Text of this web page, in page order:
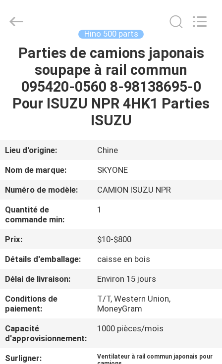
MAISON
PRODUITS
DE
NOUS
VISITE
D'USINE
CONTRÔLE
DE
QUALITÉ
CONTACTEZ-
NOUS
NOUVELLES
Technology
Reserved.
Hino 500 parts
Parties de camions japonais
soupape à rail commun
095420-0560 8-98138695-0
Pour ISUZU NPR 4HK1 Parties
ISUZU
Lieu d'origine:
Chine
Nom de marque:
SKYONE
Numéro de modèle:
CAMION ISUZU NPR
Quantité de
commande min:
1
Prix:
$10-$800
Détails d'emballage:
caisse en bois
Délai de livraison:
Environ 15 jours
Conditions de
paiement:
T/T, Western Union,
MoneyGram
Capacité
d'approvisionnement:
1000 pièces/mois
Surligner:
Ventilateur à rail commun japonais pour